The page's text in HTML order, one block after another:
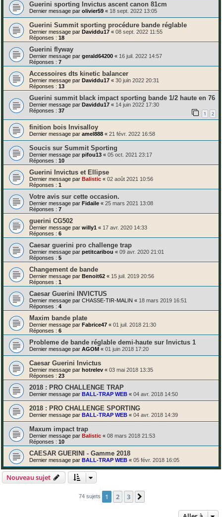
Guerini sporting Invictus ascent canon 81cm
Dernier message par olivier59 « 18 sept. 2022 13:05
Guerini Summit sporting procédure bande réglable
Dernier message par Daviddu17 « 08 sept. 2022 11:55
Réponses : 18
Guerini flyway
Dernier message par gerald64200 « 16 juil. 2022 14:57
Réponses : 7
Accessoires dts kinetic balancer
Dernier message par Daviddu17 « 30 juin 2022 20:31
Réponses : 13
Guerini summit black impact sporting bande 1/2 haute en 76
Dernier message par Daviddu17 « 14 juin 2022 17:30
Réponses : 37 1 2
finition bois Invisalloy
Dernier message par amel888 « 21 févr. 2022 16:58
Soucis sur Summit Sporting
Dernier message par pifou13 « 05 oct. 2021 23:17
Réponses : 10
Guerini Invictus et Ellipse
Dernier message par Balistic « 02 août 2021 10:56
Réponses : 1
Votre avis sur cette occasion.
Dernier message par Fidaile « 25 mars 2021 13:08
Réponses : 7
guerini CG502
Dernier message par willy1 « 17 avr. 2020 14:33
Réponses : 6
Caesar guerini pro challenge trap
Dernier message par petitcaribou « 09 avr. 2020 21:01
Réponses : 5
Changement de bande
Dernier message par Benoit62 « 15 juil. 2019 20:56
Réponses : 1
Caesar Guerini INVICTUS
Dernier message par CHASSE-TIR-MALIN « 18 mars 2019 16:51
Réponses : 4
Maxim bande plate
Dernier message par Fabrice47 « 01 juil. 2018 21:30
Réponses : 6
Probleme de bande réglable demi-haute sur Invictus 1
Dernier message par AGOM « 01 juin 2018 17:20
Caesar Guerini Invictus
Dernier message par hotrelev « 03 mai 2018 13:35
Réponses : 23
2018 : PRO CHALLENGE TRAP
Dernier message par BALL-TRAP WEB « 04 avr. 2018 14:50
2018 : PRO CHALLENGE SPORTING
Dernier message par BALL-TRAP WEB « 04 avr. 2018 14:39
Maxum impact trap
Dernier message par Balistic « 08 mars 2018 21:53
Réponses : 10
CAESAR GUERINI - Gamme 2018
Dernier message par BALL-TRAP WEB « 05 févr. 2018 16:05
Nouveau sujet
74 sujets 1 2 3